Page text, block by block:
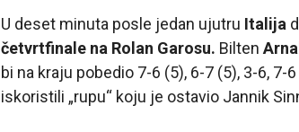
U deset minuta posle jedan ujutru Italija
četvrtfinale na Rolan Garosu. Bilten
bi na kraju pobedio 7-6 (5), 6-7 (5), 3-6,
iskoristili „rupu“ koju je ostavio Jannik